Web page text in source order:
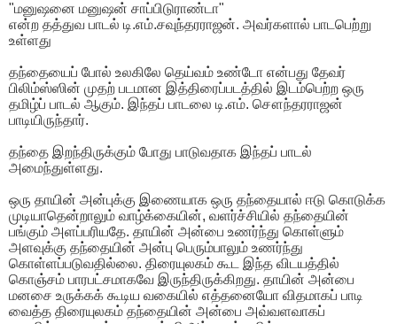
"மனுஷனை மனுஷன் சாப்பிடுராண்டா"
என்ற தத்துவ பாடல் டி.எம்.சவுந்தரராஜன். அவர்களால் பாடபெற்று
உள்ளது
தந்தையைப் போல் உலகிலே தெய்வம் உண்டோ என்பது தேவர்
பிலிம்ஸ்ஸின் முதற் படமான இத்திரைப்படத்தில் இடம்பெற்ற ஒரு
தமிழ்ப் பாடல் ஆகும். இந்தப் பாடலை டி.எம். சௌந்தரராஜன்
பாடியிருந்தார்.
தந்தை இறந்திருக்கும் போது பாடுவதாக இந்தப் பாடல்
அமைந்துள்ளது.
ஒரு தாயின் அன்புக்கு இணையாக ஒரு தந்தையால் ஈடு கொடுக்க
முடியாதென்றாலும் வாழ்க்கையின், வளர்ச்சியில் தந்தையின்
பங்கும் அளப்பரியதே. தாயின் அன்பை உணர்ந்து கொள்ளும்
அளவுக்கு தந்தையின் அன்பு பெரும்பாலும் உணர்ந்து
கொள்ளப்படுவதில்லை. திரையுலகம் கூட இந்த விடயத்தில்
கொஞ்சம் பாரபட்சமாகவே இருந்திருக்கிறது. தாயின் அன்பை
மனசை உருக்கக் கூடிய வகையில் எத்தனையோ விதமாகப் பாடி
வைத்த திரையுலகம் தந்தையின் அன்பை அவ்வளவாகப்